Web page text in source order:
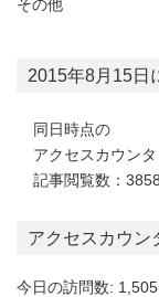
その他
2015年8月15日
同日時点の
アクセスカウン
記事閲覧数：
アクセスカウン
今日の訪問数: 1,505